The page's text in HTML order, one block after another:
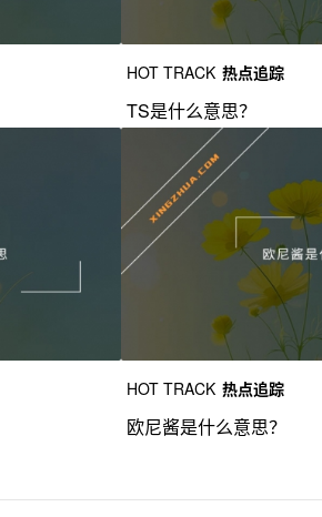
HOT TRACK 热点追踪
TS是什么意思？
HOT TRACK 热点追踪
欧尼酱是什么意思？